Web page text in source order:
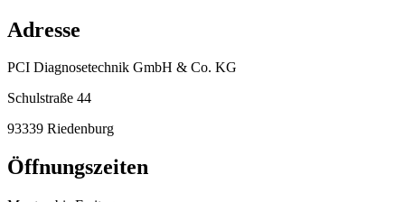
Adresse
PCI Diagnosetechnik GmbH & Co. KG
Schulstraße 44
93339 Riedenburg
Öffnungszeiten